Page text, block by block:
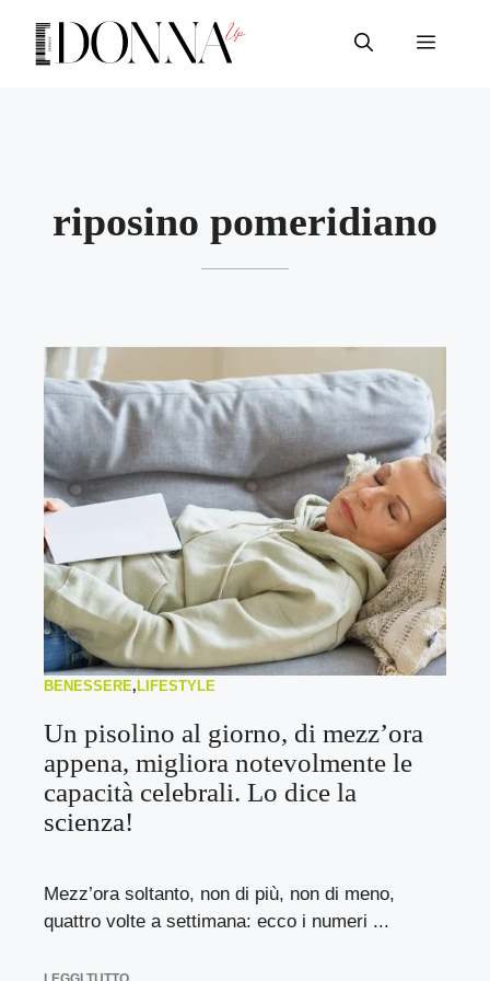
contenuto
Menu
riposino pomeridiano
BENESSERE, LIFESTYLE
Un pisolino al giorno, di mezz’ora
appena, migliora notevolmente le
capacità celebrali. Lo dice la
scienza!
Mezz’ora soltanto, non di più, non di meno,
quattro volte a settimana: ecco i numeri ...